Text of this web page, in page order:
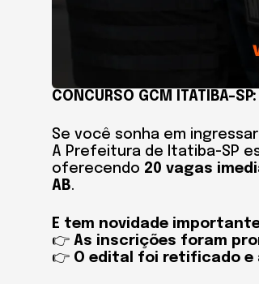
CONCURSO GCM ITATIBA-
Se você sonha em
A Prefeitura de Itatiba-SP
oferecendo 20 vagas
AB.
E tem novidade
👉 As inscrições foram
👉 O edital foi retificado e